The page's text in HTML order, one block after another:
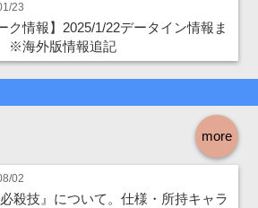
23
ク情報】2025/1/22データイン情報ま
※海外版情報追記
more
02
必殺技』について。仕様・所持キャラ